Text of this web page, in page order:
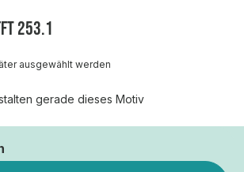
253.1
ausgewählt werden
gerade dieses Motiv